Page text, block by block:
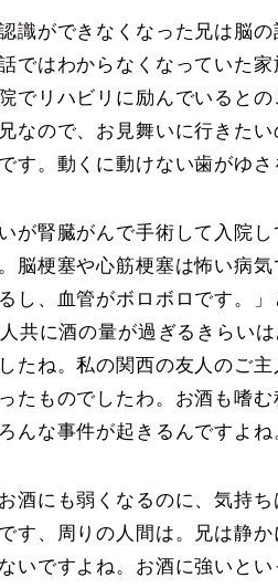
識ができなくなった兄は脳
ではわからなくなっていた
でリハビリに励んでいると
なので、お見舞いに行きた
す。動くに動けない歯がゆさ
が腎臓がんで手術して入院
脳梗塞や心筋梗塞は怖い病
し、血管がボロボロです。
共に酒の量が過ぎるきらい
たね。私の関西の友人のご
たものでしたわ。お酒も嗜
んな事件が起きるんですよね
酒にも弱くなるのに、気持
す、周りの人間は。兄は静
いですよね。お酒に強いと